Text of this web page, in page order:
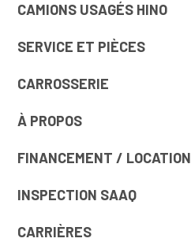
CAMIONS USAGÉS HINO
SERVICE ET PIÈCES
CARROSSERIE
À PROPOS
FINANCEMENT / LOCATION
INSPECTION SAAQ
CARRIÈRES